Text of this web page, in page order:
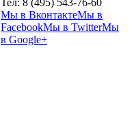
Мы в ВконтактеМы в
FacebookМы в TwitterМы
в Google+